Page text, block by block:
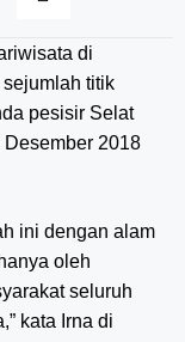
di
titik
pesisir Selat
2018
ini dengan alam
oleh
seluruh
kata Irna di